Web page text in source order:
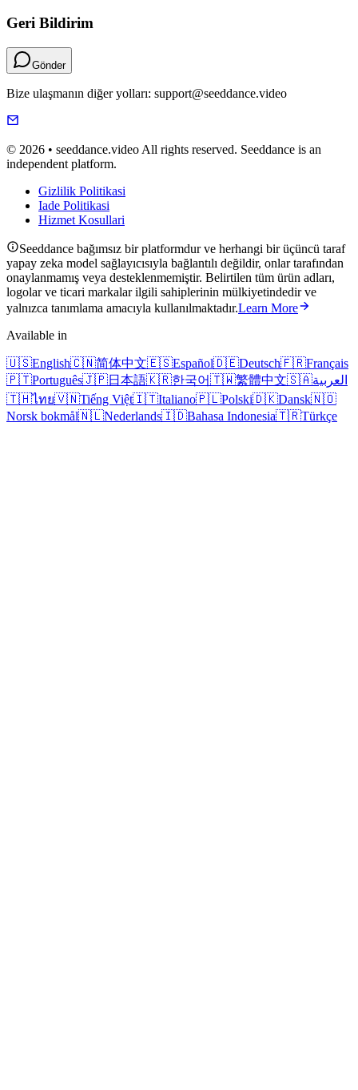
Geri Bildirim
Gönder
Bize ulaşmanın diğer yolları: support@seeddance.video
© 2026 • seeddance.video All rights reserved. Seeddance is an
independent platform.
Gizlilik Politikasi
Iade Politikasi
Hizmet Kosullari
Seeddance bağımsız bir platformdur ve herhangi bir üçüncü taraf
yapay zeka model sağlayıcısıyla bağlantılı değildir, onlar tarafından
onaylanmamış veya desteklenmemiştir. Belirtilen tüm ürün adları,
logolar ve ticari markalar ilgili sahiplerinin mülkiyetindedir ve
yalnızca tanımlama amacıyla kullanılmaktadır.Learn More
Available in
🇺🇸English🇨🇳简体中文🇪🇸Español🇩🇪Deutsch🇫🇷Français
🇵🇹Português🇯🇵日本語🇰🇷한국어🇹🇼繁體中文🇸🇦العربية
🇹🇭ไทย🇻🇳Tiếng Việt🇮🇹Italiano🇵🇱Polski🇩🇰Dansk🇳🇴
Norsk bokmål🇳🇱Nederlands🇮🇩Bahasa Indonesia🇹🇷Türkçe